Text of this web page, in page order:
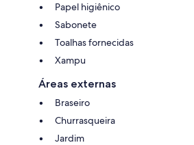
Papel higiênico
Sabonete
Toalhas fornecidas
Xampu
Áreas externas
Braseiro
Churrasqueira
Jardim